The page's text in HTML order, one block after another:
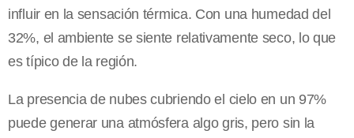
influir en la sensación térmica. Con una humedad del
32%, el ambiente se siente relativamente seco, lo que
es típico de la región.
La presencia de nubes cubriendo el cielo en un 97%
puede generar una atmósfera algo gris, pero sin la